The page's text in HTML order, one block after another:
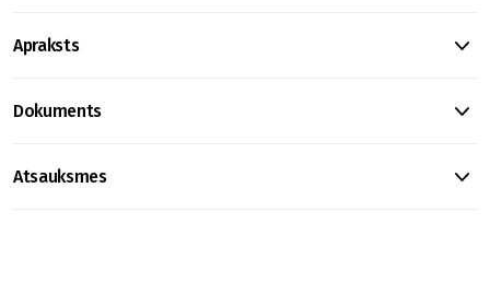
Apraksts
Dokuments
Atsauksmes